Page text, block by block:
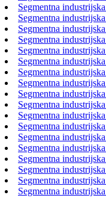
Segmentna
Segmentna
Segmentna
Segmentna
Segmentna
Segmentna
Segmentna
Segmentna
Segmentna
Segmentna
Segmentna
Segmentna
Segmentna
Segmentna
Segmentna
Segmentna
Segmentna
Segmentna